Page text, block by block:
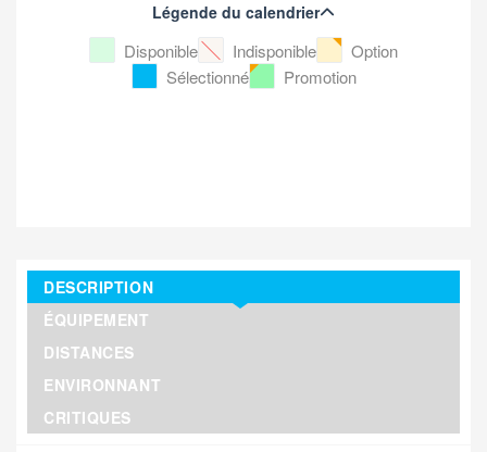
Légende du calendrier
Disponible Indisponible
Option
Sélectionné
Promotion
DESCRIPTION
ÉQUIPEMENT
DISTANCES
ENVIRONNANT
CRITIQUES